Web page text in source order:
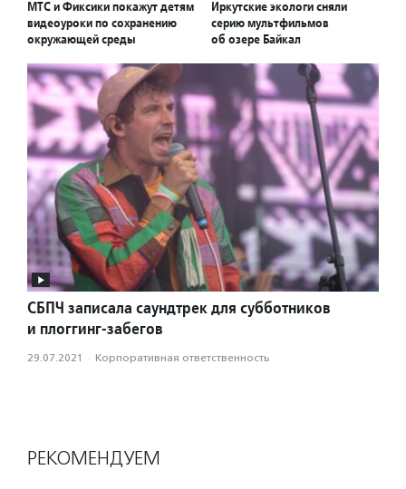
МТС и Фиксики покажут детям
видеоуроки по сохранению
окружающей среды
Иркутские экологи сняли
серию мультфильмов
об озере Байкал
СБПЧ записала саундтрек для субботников
и плоггинг-забегов
29.07.2021 · Корпоративная ответственность
РЕКОМЕНДУЕМ